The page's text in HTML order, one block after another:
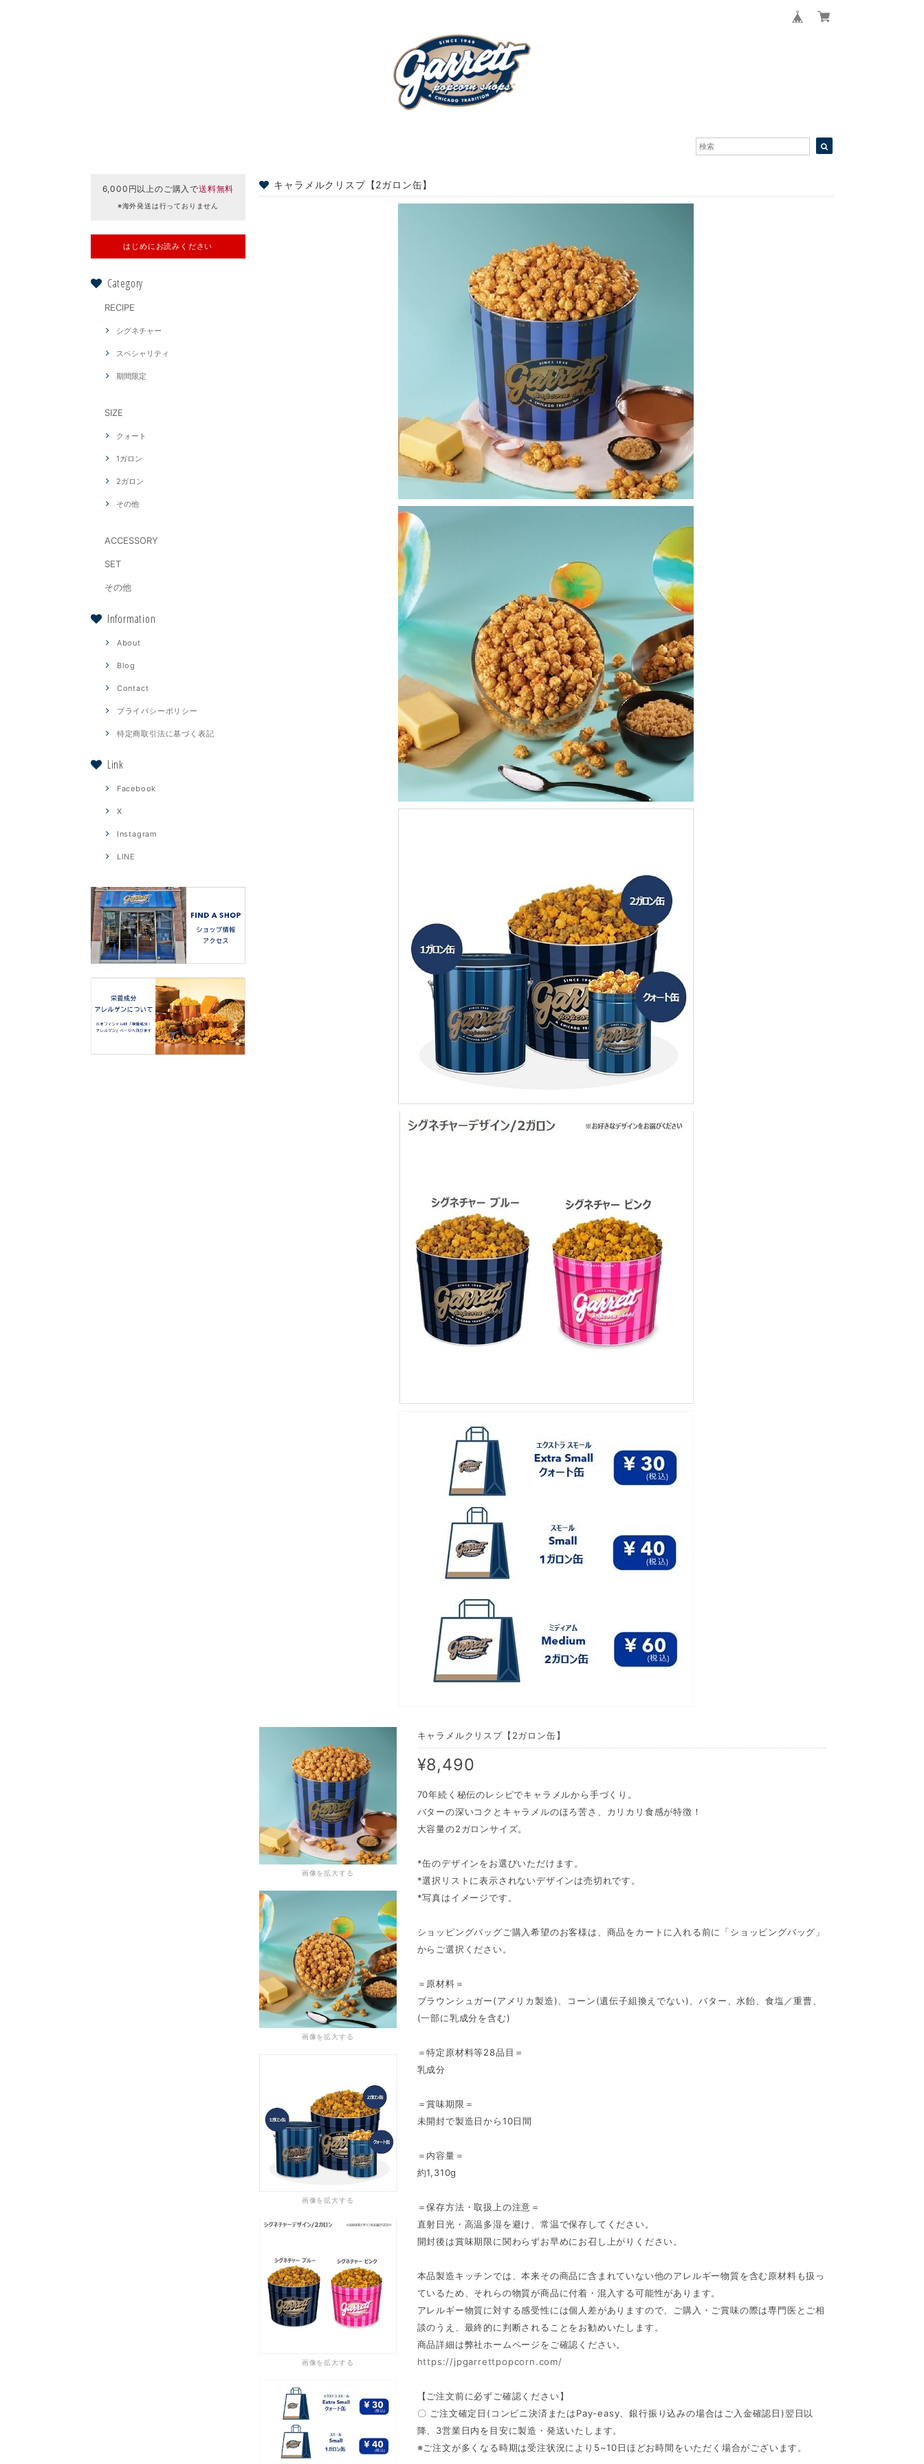
6,000円以上のご購入で送料無料
※海外発送は行っておりません
はじめにお読みください
Category
RECIPE
シグネチャー
スペシャリティ
期間限定
SIZE
クォート
1ガロン
2ガロン
その他
ACCESSORY
SET
その他
Information
About
Blog
Contact
プライバシーポリシー
特定商取引法に基づく表記
Link
Facebook
X
Instagram
LINE
キャラメルクリスプ【2ガロン缶】
画像を拡大する
画像を拡大する
画像を拡大する
画像を拡大する
キャラメルクリスプ【2ガロン缶】
¥8,490
70年続く秘伝のレシピでキャラメルから手づくり。
バターの深いコクとキャラメルのほろ苦さ、カリカリ食感が特徴！
大容量の2ガロンサイズ。
*缶のデザインをお選びいただけます。
*選択リストに表示されないデザインは売切れです。
*写真はイメージです。
ショッピングバッグご購入希望のお客様は、商品をカートに入れる前に「ショッピングバッグ」
からご選択ください。
＝原材料＝
ブラウンシュガー(アメリカ製造)、コーン(遺伝子組換えでない)、バター、水飴、食塩／重曹、
(一部に乳成分を含む)
＝特定原材料等28品目＝
乳成分
＝賞味期限＝
未開封で製造日から10日間
＝内容量＝
約1,310g
＝保存方法・取扱上の注意＝
直射日光・高温多湿を避け、常温で保存してください。
開封後は賞味期限に関わらずお早めにお召し上がりください。
本品製造キッチンでは、本来その商品に含まれていない他のアレルギー物質を含む原材料も扱っ
ているため、それらの物質が商品に付着・混入する可能性があります。
アレルギー物質に対する感受性には個人差がありますので、ご購入・ご賞味の際は専門医とご相
談のうえ、最終的に判断されることをお勧めいたします。
商品詳細は弊社ホームページをご確認ください。
https://jpgarrettpopcorn.com/
【ご注文前に必ずご確認ください】
〇 ご注文確定日(コンビニ決済またはPay-easy、銀行振り込みの場合はご入金確認日)翌日以
降、3営業日内を目安に製造・発送いたします。
※ご注文が多くなる時期は受注状況により5~10日ほどお時間をいただく場合がございます。